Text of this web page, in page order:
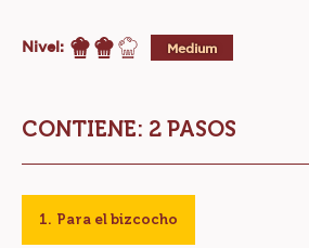
Nivel: Medium
CONTIENE: 2 PASOS
Para el bizcocho